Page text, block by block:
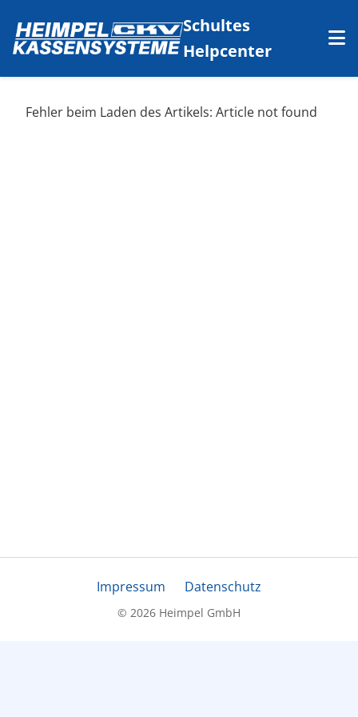
Schultes
Helpcenter
Fehler beim Laden des Artikels: Article not found
Impressum Datenschutz
© 2026 Heimpel GmbH